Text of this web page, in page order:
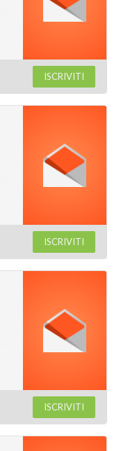
ISCRIVITI
ISCRIVITI
ISCRIVITI